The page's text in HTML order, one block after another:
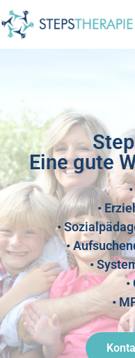
Eine gute
•
•
•
•
•